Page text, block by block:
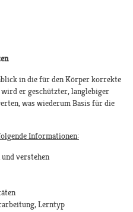
in die für den Körper korrekte
er geschützter, langlebiger
was wiederum Basis für die
Informationen:
verstehen
Lerntyp